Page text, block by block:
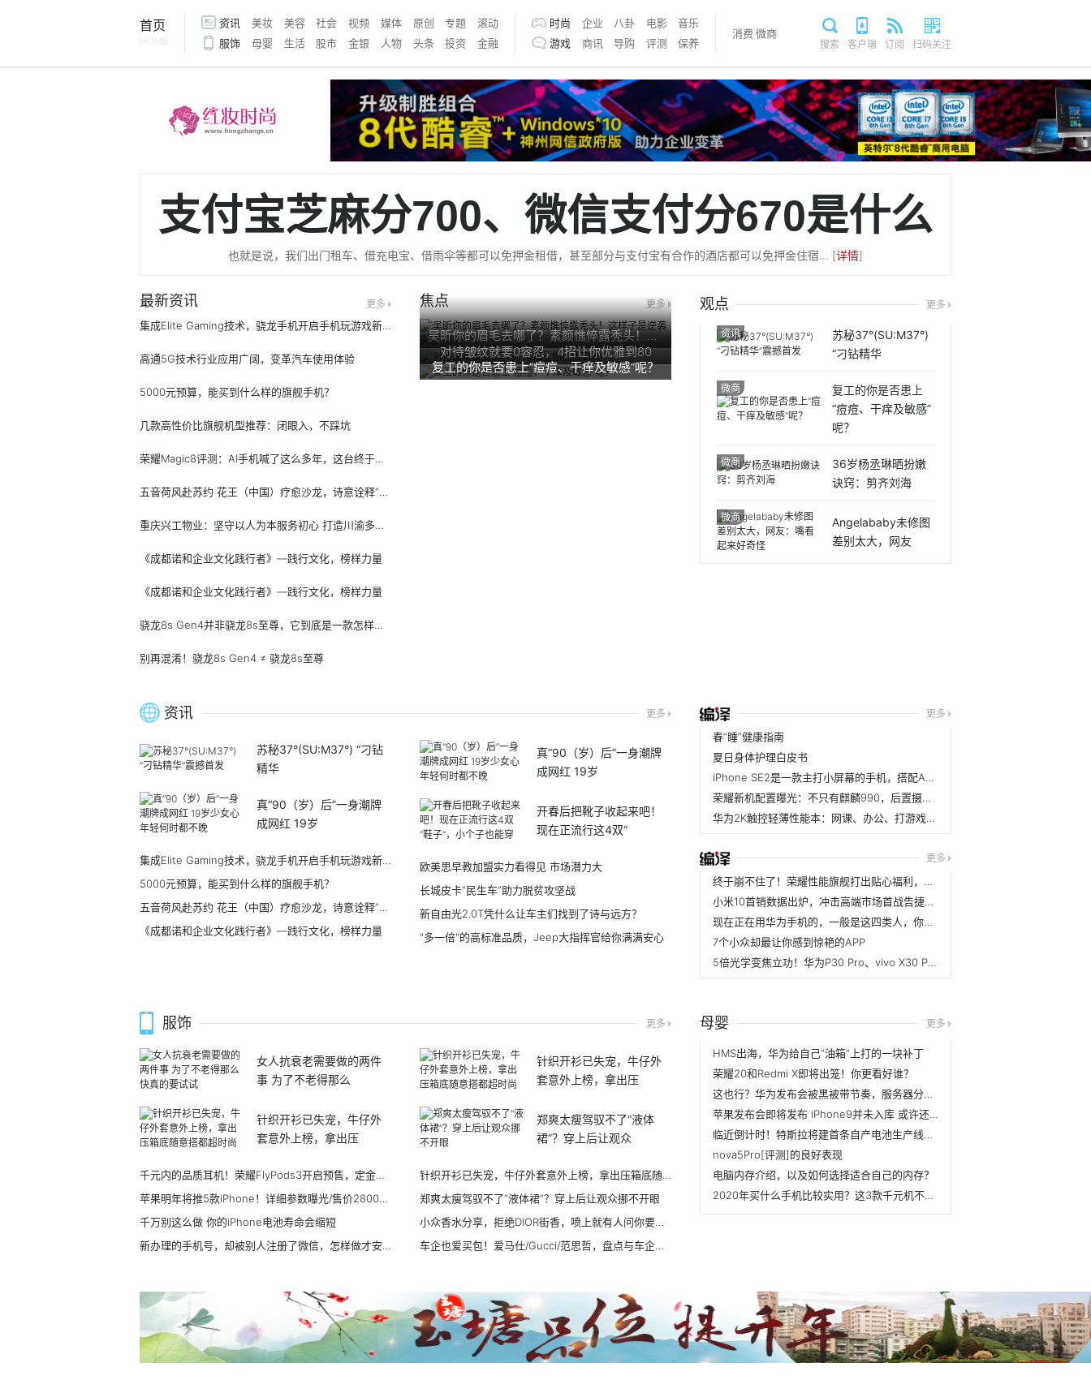
首页
HOME
资讯 美妆 美容 社会 视频 媒体 原创 专题
滚动
服饰
母婴 生活 股市 金银 人物 头条 投资 金融
时尚 企业 八卦 电影
音乐
游戏
商讯 导购 评测 保养
消费 微商
搜索 客户端 订阅 扫码关注
支付宝芝麻分700、微信支付分670是什么
样的
也就是说，我们出门租车、借充电宝、借雨伞等都可以免押金租借，甚至部分与支付宝有合作的酒店都可以免押金住宿... [详情]
最新资讯 更多
集成Elite Gaming技术，骁龙手机开启手机玩游戏新纪元
高通5G技术行业应用广阔，变革汽车使用体验
5000元预算，能买到什么样的旗舰手机？
几款高性价比旗舰机型推荐：闭眼入，不踩坑
荣耀Magic8评测：AI手机喊了这么多年，这台终于像个“管家”了
五音荷风赴苏约 花王（中国）疗愈沙龙，诗意诠释“同美共生”
重庆兴工物业：坚守以人为本服务初心 打造川渝多业态一体化综合后勤服务商
《成都诺和企业文化践行者》—践行文化，榜样力量
《成都诺和企业文化践行者》—践行文化，榜样力量
骁龙8s Gen4并非骁龙8s至尊，它到底是一款怎样的芯片？
别再混淆！骁龙8s Gen4 ≠ 骁龙8s至尊
焦点 更多
吴昕你的眉毛去哪了？素颜憔悴露秃头！这样
对待皱纹就要0容忍，4招让你优雅到80
复工的你是否患上“痘痘、干痒及敏感”呢？
观点 更多
资讯
苏秘37°(SU:M37°)
“刁钻精华
微商
复工的你是否患上
“痘痘、干痒及敏感”
呢？
微商
36岁杨丞琳晒扮嫩
诀窍：剪齐刘海
微商
Angelababy未修图
差别太大，网友
资讯 更多
苏秘37°(SU:M37°) “刁钻
精华
真“90（岁）后”一身潮牌
成网红 19岁
集成Elite Gaming技术，骁龙手机开启手机玩游戏新纪元
5000元预算，能买到什么样的旗舰手机？
五音荷风赴苏约 花王（中国）疗愈沙龙，诗意诠释“同美共生”
《成都诺和企业文化践行者》—践行文化，榜样力量
真“90（岁）后”一身潮牌
成网红 19岁
开春后把靴子收起来吧！
现在正流行这4双“
欧美思早教加盟实力看得见 市场潜力大
​长城皮卡“民生车”助力脱贫攻坚战
新自由光2.0T凭什么让车主们找到了诗与远方？
"多一倍"的高标准品质，Jeep大指挥官给你满满安心
更多
春“睡”健康指南
夏日身体护理白皮书
iPhone SE2是一款主打小屏幕的手机，搭配A13芯片，值得入手吗？
荣耀新机配置曝光：不只有麒麟990，后置摄像头也成亮点
华为2K触控轻薄性能本：网课、办公、打游戏，宅家有它不无聊
更多
终于崩不住了！荣耀性能旗舰打出贴心福利，彻底为销量奋斗
小米10首销数据出炉，冲击高端市场首战告捷，成了
现在正在用华为手机的，一般是这四类人，你是哪类？
7个小众却最让你感到惊艳的APP
5倍光学变焦立功！华为P30 Pro、vivo X30 Pro拍月亮真好看
服饰 更多
女人抗衰老需要做的两件
事 为了不老得那么
针织开衫已失宠，牛仔外
套意外上榜，拿出压
千元内的品质耳机！荣耀FlyPods3开启预售，定金翻倍享6期免息
苹果明年将推5款iPhone！详细参数曝光/售价2800元起
千万别这么做 你的iPhone电池寿命会缩短
新办理的手机号，却被别人注册了微信，怎样做才安全？
针织开衫已失宠，牛仔外
套意外上榜，拿出压
郑爽太瘦驾驭不了“液体
裙”？穿上后让观众
针织开衫已失宠，牛仔外套意外上榜，拿出压箱底随意搭都超时尚
郑爽太瘦驾驭不了“液体裙”？穿上后让观众挪不开眼
小众香水分享，拒绝DIOR街香，喷上就有人问你要香水链接
车企也爱买包！爱马仕/Gucci/范思哲，盘点与车企联手的时尚品牌
母婴 更多
HMS出海，华为给自己“油箱”上打的一块补丁
荣耀20和Redmi X即将出笼！你更看好谁？
这也行？华为发布会被黑被带节奏，服务器分布图变行政地图？
苹果发布会即将发布 iPhone9并未入库 或许还要再等一段时间才发布
临近倒计时！特斯拉将建首条自产电池生产线，计划落户美国
nova5Pro[评测]的良好表现
电脑内存介绍，以及如何选择适合自己的内存？
2020年买什么手机比较实用？这3款千元机不会让你失望，性价比高